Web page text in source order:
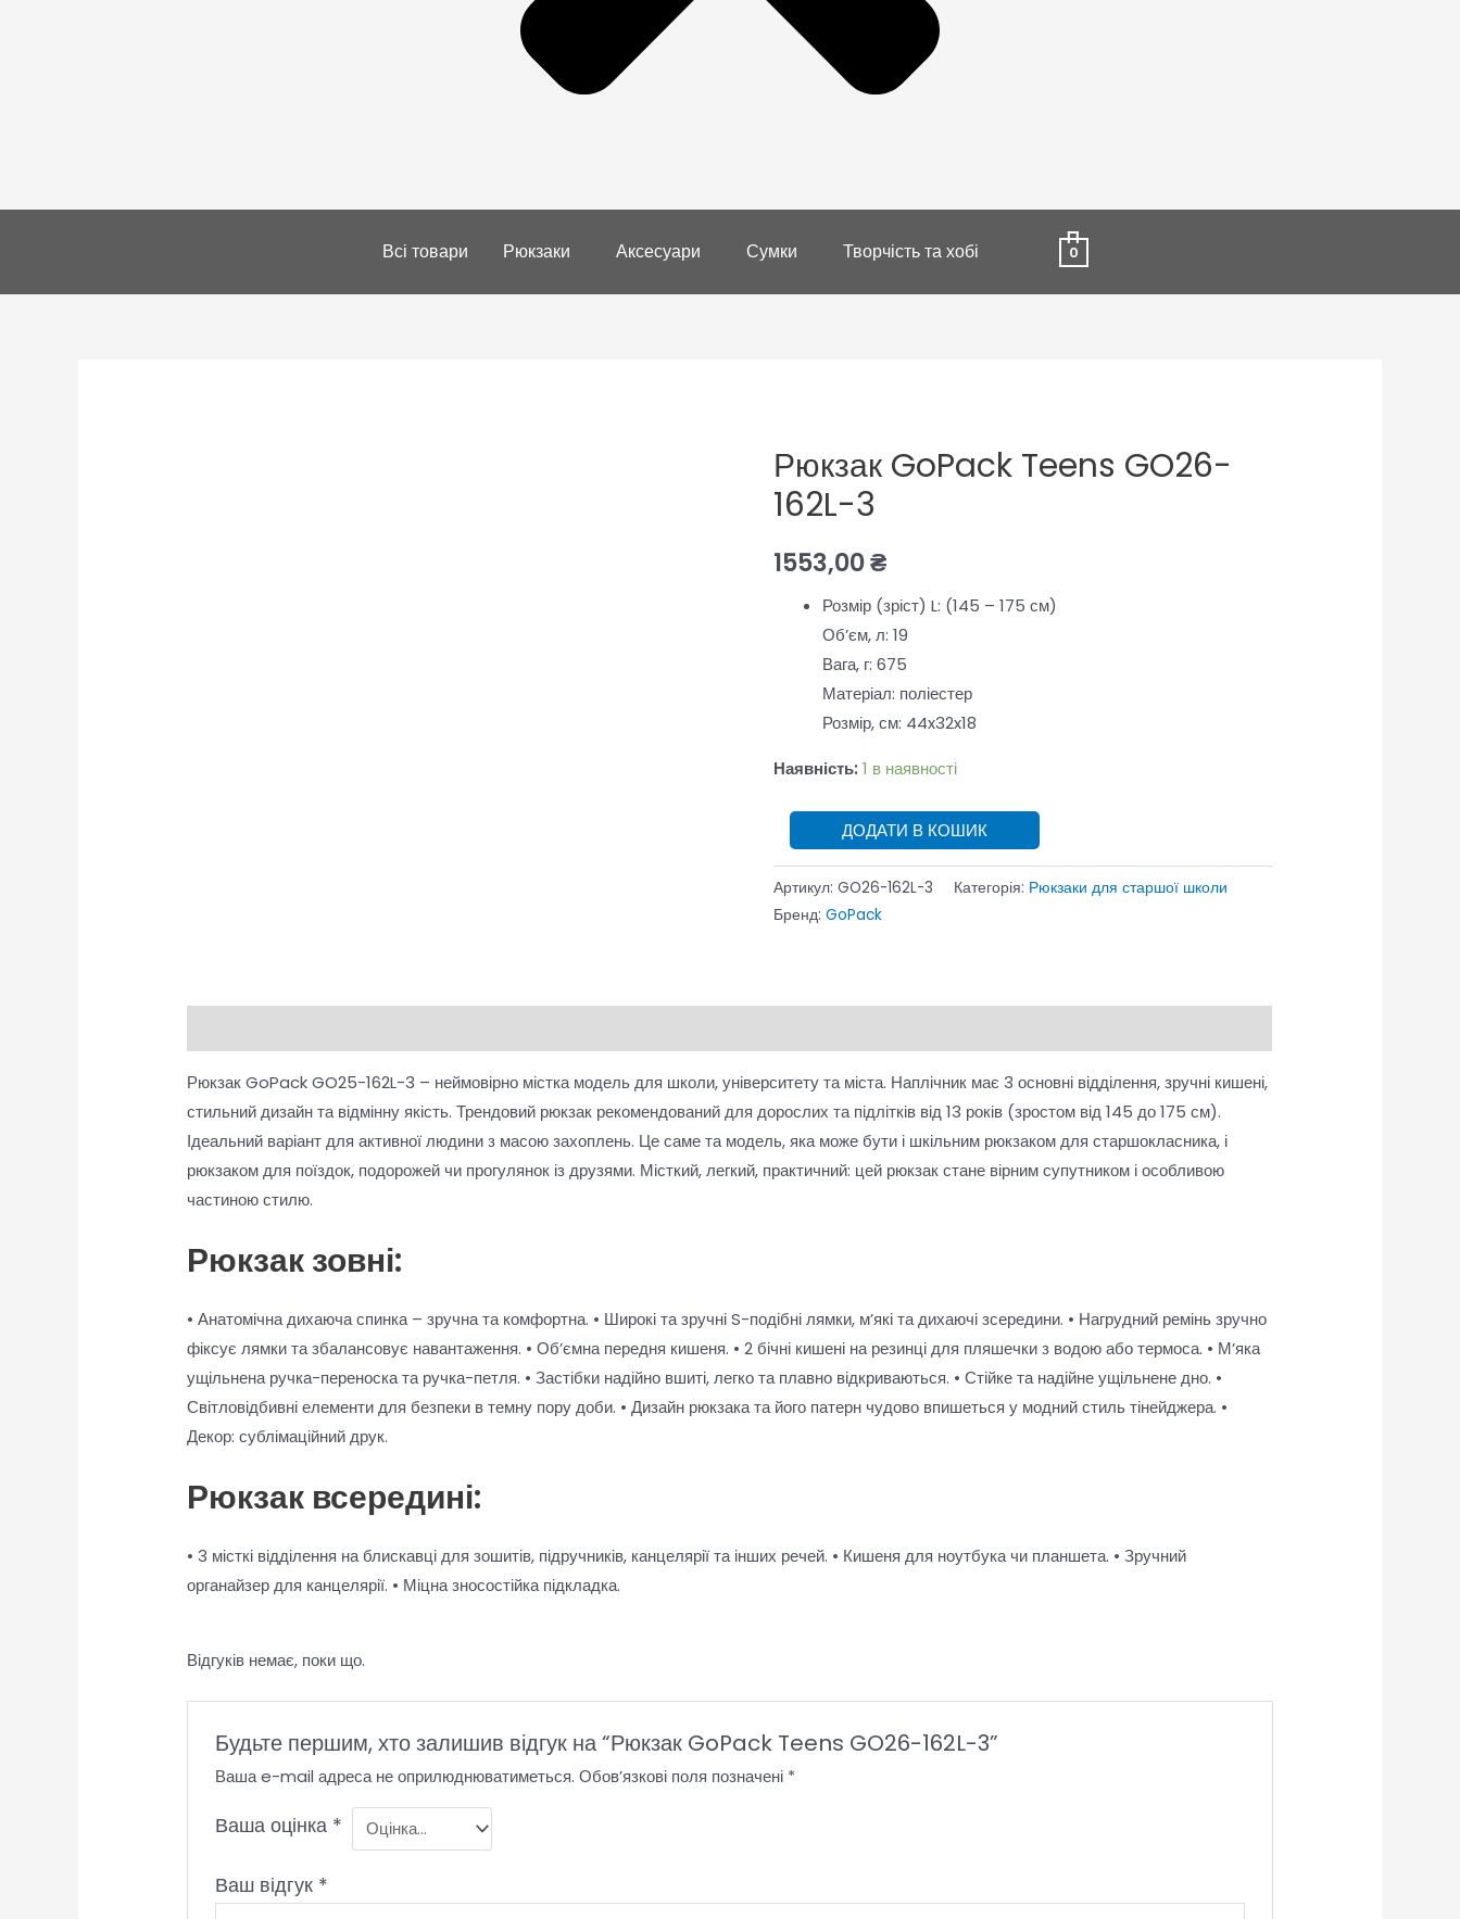
Всі товари Рюкзаки Аксесуари Сумки Творчість та хобі 0
Рюкзак GoPack Teens GO26-
162L-3
1553,00₴
Розмір (зріст) L: (145 – 175 см)
Об’єм, л: 19
Вага, г: 675
Матеріал: поліестер
Розмір, см: 44x32x18
Наявність: 1 в наявності
Рюкзак
GoPack
Teens
GO26-
162L-
кількість
ДОДАТИ В КОШИК
Артикул: GO26-162L-3 Категорія: Рюкзаки для старшої школи
Бренд: GoPack
Рюкзак GoPack GO25-162L-3 – неймовірно містка модель для школи, університету та міста. Наплічник має 3 основні відділення, зручні кишені,
стильний дизайн та відмінну якість. Трендовий рюкзак рекомендований для дорослих та підлітків від 13 років (зростом від 145 до 175 см).
Ідеальний варіант для активної людини з масою захоплень. Це саме та модель, яка може бути і шкільним рюкзаком для старшокласника, і
рюкзаком для поїздок, подорожей чи прогулянок із друзями. Місткий, легкий, практичний: цей рюкзак стане вірним супутником і особливою
частиною стилю.
Рюкзак зовні:
• Анатомічна дихаюча спинка – зручна та комфортна. • Широкі та зручні S-подібні лямки, м’які та дихаючі зсередини. • Нагрудний ремінь зручно
фіксує лямки та збалансовує навантаження. • Об’ємна передня кишеня. • 2 бічні кишені на резинці для пляшечки з водою або термоса. • М’яка
ущільнена ручка-переноска та ручка-петля. • Застібки надійно вшиті, легко та плавно відкриваються. • Стійке та надійне ущільнене дно. •
Світловідбивні елементи для безпеки в темну пору доби. • Дизайн рюкзака та його патерн чудово впишеться у модний стиль тінейджера. •
Декор: сублімаційний друк.
Рюкзак всередині:
• 3 місткі відділення на блискавці для зошитів, підручників, канцелярії та інших речей. • Кишеня для ноутбука чи планшета. • Зручний
органайзер для канцелярії. • Міцна зносостійка підкладка.
Відгуків немає, поки що.
Будьте першим, хто залишив відгук на “Рюкзак GoPack Teens GO26-162L-3”
Ваша e-mail адреса не оприлюднюватиметься. Обов’язкові поля позначені *
Ваша оцінка *
Ваш відгук *